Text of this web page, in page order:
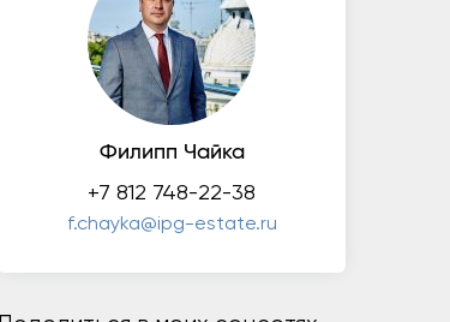
Филипп Чайка
+7 812 748-22-38
f.chayka@ipg-estate.ru